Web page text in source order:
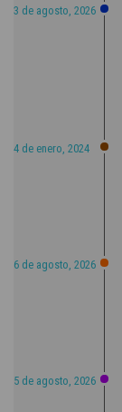
3 de agosto, 2026
4 de enero, 2024
6 de agosto, 2026
5 de agosto, 2026